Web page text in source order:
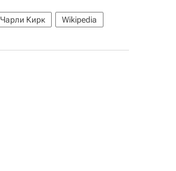
Чарли Кирк
Wikipedia